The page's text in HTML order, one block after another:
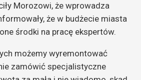
Morozowi, że wprowadza
że w budżecie miasta
środki na pracę ekspertów.
możemy wyremontować
zamówić specjalistyczne